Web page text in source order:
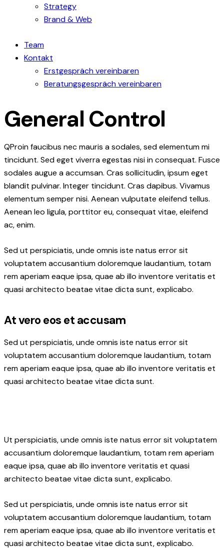
Strategy
Brand & Web
Team
Kontakt
Erstgespräch vereinbaren
Beratungsgespräch vereinbaren
General Control
QProin faucibus nec mauris a sodales, sed elementum mi
tincidunt. Sed eget viverra egestas nisi in consequat. Fusce
sodales augue a accumsan. Cras sollicitudin, ipsum eget
blandit pulvinar. Integer tincidunt. Cras dapibus. Vivamus
elementum semper nisi. Aenean vulputate eleifend tellus.
Aenean leo ligula, porttitor eu, consequat vitae, eleifend
ac, enim.
Sed ut perspiciatis, unde omnis iste natus error sit
voluptatem accusantium doloremque laudantium, totam
rem aperiam eaque ipsa, quae ab illo inventore veritatis et
quasi architecto beatae vitae dicta sunt, explicabo.
At vero eos et accusam
Sed ut perspiciatis, unde omnis iste natus error sit
voluptatem accusantium doloremque laudantium, totam
rem aperiam eaque ipsa, quae ab illo inventore veritatis et
quasi architecto beatae vitae dicta sunt.
Ut perspiciatis, unde omnis iste natus error sit voluptatem
accusantium doloremque laudantium, totam rem aperiam
eaque ipsa, quae ab illo inventore veritatis et quasi
architecto beatae vitae dicta sunt, explicabo.
Sed ut perspiciatis, unde omnis iste natus error sit
voluptatem accusantium doloremque laudantium, totam
rem aperiam eaque ipsa, quae ab illo inventore veritatis et
quasi architecto beatae vitae dicta sunt, explicabo.